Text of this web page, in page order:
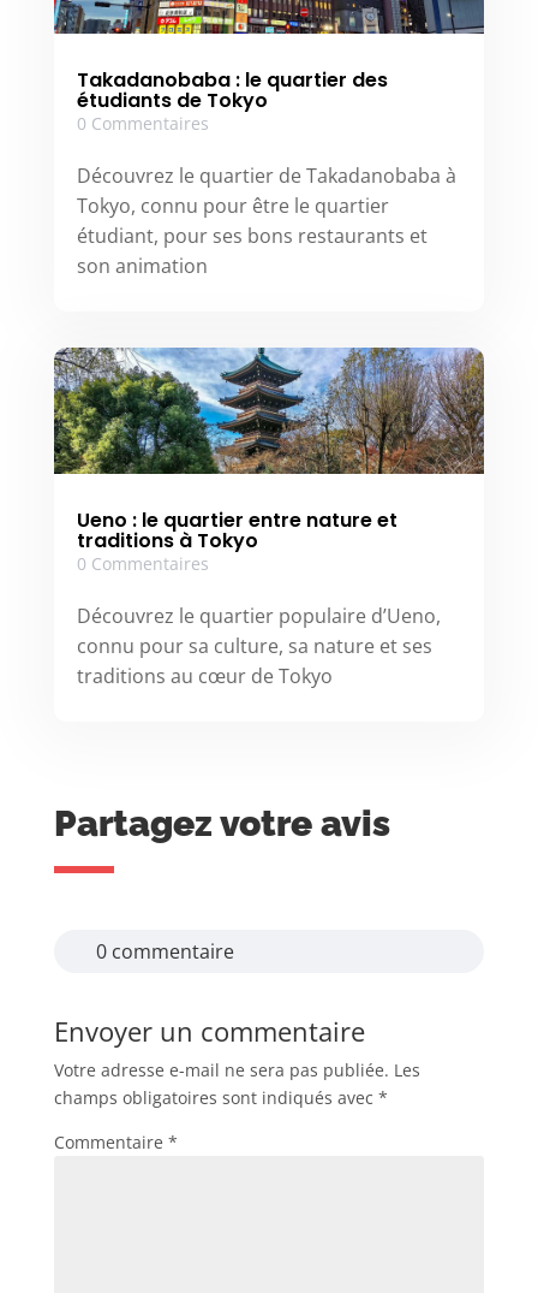
Takadanobaba : le quartier des
étudiants de Tokyo
0 Commentaires
Découvrez le quartier de Takadanobaba à
Tokyo, connu pour être le quartier
étudiant, pour ses bons restaurants et
son animation
Ueno : le quartier entre nature et
traditions à Tokyo
0 Commentaires
Découvrez le quartier populaire d’Ueno,
connu pour sa culture, sa nature et ses
traditions au cœur de Tokyo
Partagez votre avis
0 commentaire
Envoyer un commentaire
Votre adresse e-mail ne sera pas publiée. Les
champs obligatoires sont indiqués avec *
Commentaire *